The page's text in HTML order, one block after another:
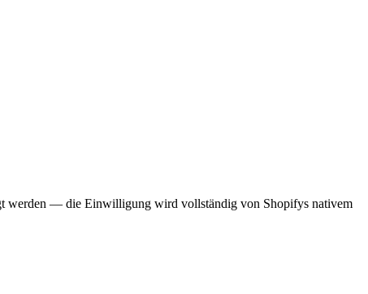
werden — die Einwilligung wird vollständig von Shopifys nativem